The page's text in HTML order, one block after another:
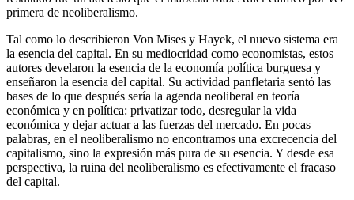
primera de neoliberalismo.
Tal como lo describieron Von Mises y Hayek, el nuevo sistema era
la esencia del capital. En su mediocridad como economistas, estos
autores develaron la esencia de la economía política burguesa y
enseñaron la esencia del capital. Su actividad panfletaria sentó las
bases de lo que después sería la agenda neoliberal en teoría
económica y en política: privatizar todo, desregular la vida
económica y dejar actuar a las fuerzas del mercado. En pocas
palabras, en el neoliberalismo no encontramos una excrecencia del
capitalismo, sino la expresión más pura de su esencia. Y desde esa
perspectiva, la ruina del neoliberalismo es efectivamente el fracaso
del capital.